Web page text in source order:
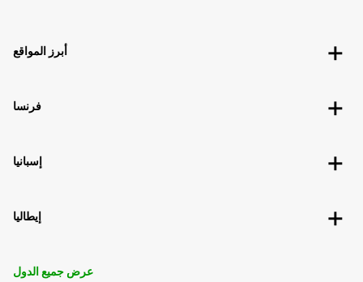
أبرز المواقع
فرنسا
إسبانيا
إيطاليا
عرض جميع الدول